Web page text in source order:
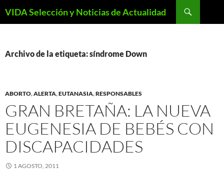
VIDA Selección y Noticias de Actualidad
Archivo de la etiqueta: síndrome Down
ABORTO,ALERTA,EUTANASIA,RESPONSABLES
GRAN BRETAÑA: LA NUEVA
EUGENESIA DE BEBÉS CON
DISCAPACIDADES
1 AGOSTO, 2011